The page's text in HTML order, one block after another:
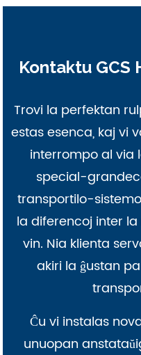
Kontaktu GCS
Trovi la perfektan
estas esenca, kaj vi
interrompo al via
special-
transportilo-
la diferencoj inter
vin. Nia klienta
akiri la ĝustan
Ĉu vi instalas
unuopan